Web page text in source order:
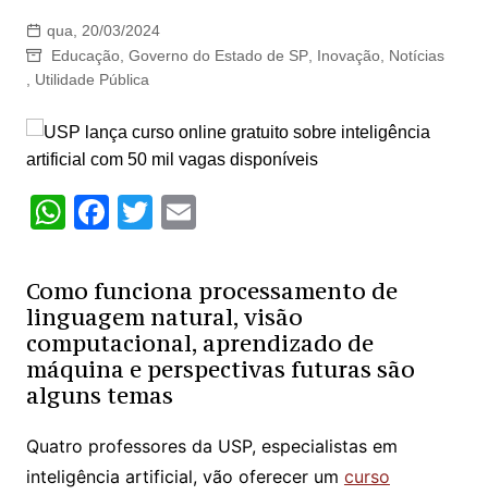
qua, 20/03/2024
Educação, Governo do Estado de SP, Inovação, Notícias
Utilidade Pública
W
at
s
A
p
F
c
e
b
o
k
T
itt
er
E
ai
l
Como funciona processamento de
linguagem natural, visão
computacional, aprendizado de
máquina e perspectivas futuras são
alguns temas
Quatro professores da USP, especialistas em
inteligência artificial, vão oferecer um curso